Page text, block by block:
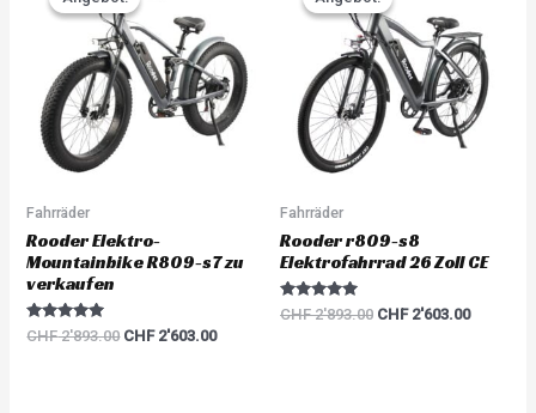
Fahrräder
Rooder Elektro-
Mountainbike R809-s7 zu
verkaufen
Rated
5.00
CHF2'893.00
was:
CHF 2'893.00.
CHF2'603.00
Fahrräder
Rooder r809-s8
Elektrofahrrad 26 Zoll CE
Rated
5.00
CHF2'893.00
was:
CHF 2'893.00.
CHF2'603.00
CHF